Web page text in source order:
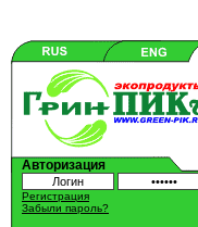
Авторизация
Регистрация
Забыли пароль?